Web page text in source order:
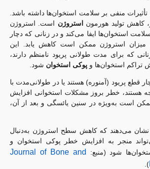
تأثیرات منفی بر سلامت استخوان‌ها داشته باشد.
کاهش تولید هورموناستروژناست. استروژن
استخوان‌ها ایفا می‌کند و در زنانی که دچار
میزان استروژن ممکن است کاهش یابد. این
که برای مدت طولانی پریود نامنظم دارند،
تراکم استخوان‌ها وپوکی استخوانشود.
قطع پریود (آمنوره) هستند یا در طولانی‌مدت با
هستند، خطر بروز مشکلات استخوانی افزایش
است به‌ویژه در سنین یائسگی و بعد از آن،
می‌دهند که کاهش سطح استروژن به‌دنبال
منجر به افزایش خطر پوکی استخوان و
شود (منبع: Journal of Bone and